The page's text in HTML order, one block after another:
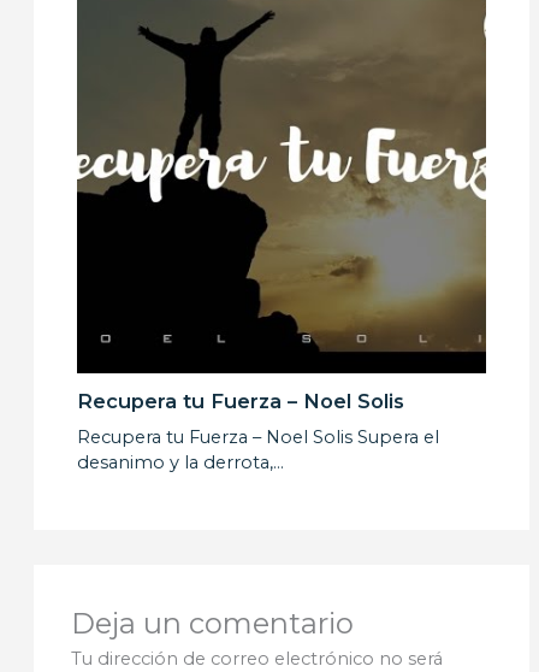
Recupera tu Fuerza – Noel Solis
Recupera tu Fuerza – Noel Solis Supera el
desanimo y la derrota,…
Deja un comentario
Tu dirección de correo electrónico no será